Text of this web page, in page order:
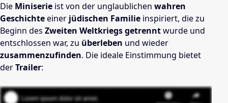
Die Miniserie ist von der unglaublichen wahren
Geschichteeiner jüdischen Familie inspiriert, die zu
Beginn des Zweiten Weltkriegs getrenntwurde und
entschlossen war, zu überleben und wieder
zusammenzufinden. Die ideale Einstimmung bietet
derTrailer: